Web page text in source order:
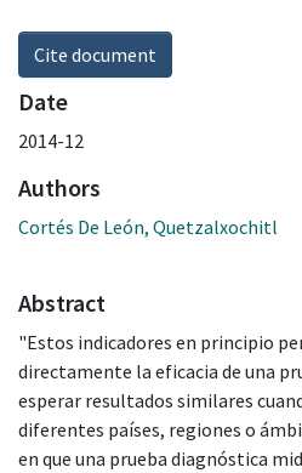
Cite document
Date
2014-12
Authors
Cortés De León, Quetzalxochitl
Abstract
"Estos indicadores en principio
directamente la eficacia de una
esperar resultados similares
diferentes países, regiones o
en que una prueba diagnóstica